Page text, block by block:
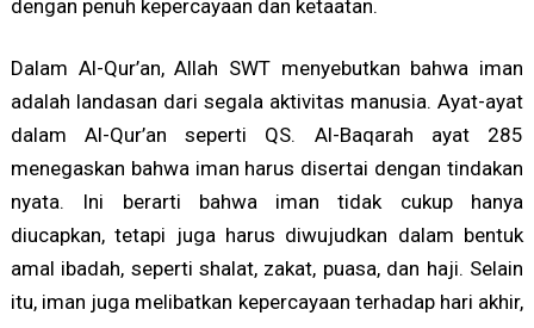
dengan penuh kepercayaan dan ketaatan.
Dalam Al-Qur’an, Allah SWT menyebutkan bahwa iman
adalah landasan dari segala aktivitas manusia. Ayat-ayat
dalam Al-Qur’an seperti QS. Al-Baqarah ayat 285
menegaskan bahwa iman harus disertai dengan tindakan
nyata. Ini berarti bahwa iman tidak cukup hanya
diucapkan, tetapi juga harus diwujudkan dalam bentuk
amal ibadah, seperti shalat, zakat, puasa, dan haji. Selain
itu, iman juga melibatkan kepercayaan terhadap hari akhir,